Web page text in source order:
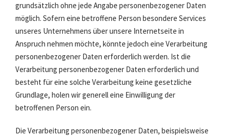
grundsätzlich ohne jede Angabe personenbezogener Daten
möglich. Sofern eine betroffene Person besondere Services
unseres Unternehmens über unsere Internetseite in
Anspruch nehmen möchte, könnte jedoch eine Verarbeitung
personenbezogener Daten erforderlich werden. Ist die
Verarbeitung personenbezogener Daten erforderlich und
besteht für eine solche Verarbeitung keine gesetzliche
Grundlage, holen wir generell eine Einwilligung der
betroffenen Person ein.
Die Verarbeitung personenbezogener Daten, beispielsweise